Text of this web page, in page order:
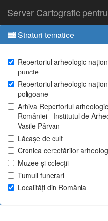
Server Cartografic
Straturi tematice
Repertoriul arheologic
puncte
Repertoriul arheologic
poligoane
Arhiva Repertoriul
României - Institutul de
Vasile Pârvan
Lăcașe de cult
Cronica cercetărilor
Muzee și colecții
Tumuli funerari
Localități din România